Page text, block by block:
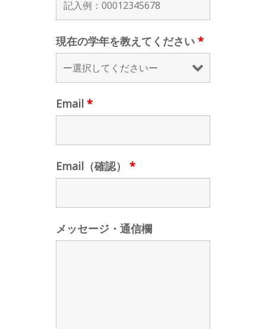
現在の学年を教えてください *
Email *
Email（確認） *
メッセージ・通信欄